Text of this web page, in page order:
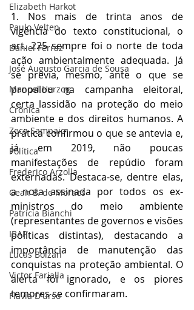
Elizabeth Harkot
Paulo Velten
Daniel Ferraz
José Augusto Garcia de Sousa
Manoel Herzog
Crônica
Zeca Sampaio
Política
Frederico Arzolla
Gean B. de Moraes
Patrícia Bianchi
IBAP
Lucas Bolzan
Victor Farjalla
Flavia D'urso
1. Nos mais de trinta anos de
vigência do texto constitucional, o
art. 225 sempre foi o norte de toda
ação ambientalmente adequada. Já
se previa, mesmo, ante o que se
propalou na campanha eleitoral,
certa lassidão na proteção do meio
ambiente e dos direitos humanos. A
prática confirmou o que se antevia e,
já em 2019, não poucas
manifestações de repúdio foram
externadas. Destaca-se, dentre elas,
a nota assinada por todos os ex-
ministros do meio ambiente
(representantes de governos e visões
políticas distintas), destacando a
importância de manutenção das
conquistas na proteção ambiental. O
alerta foi ignorado, e os piores
temores se confirmaram.